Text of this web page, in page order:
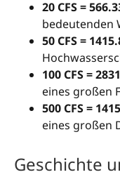
20 CFS =
bedeutenden
50 CFS =
100 CFS =
eines großen
500 CFS =
eines großen
Geschichte